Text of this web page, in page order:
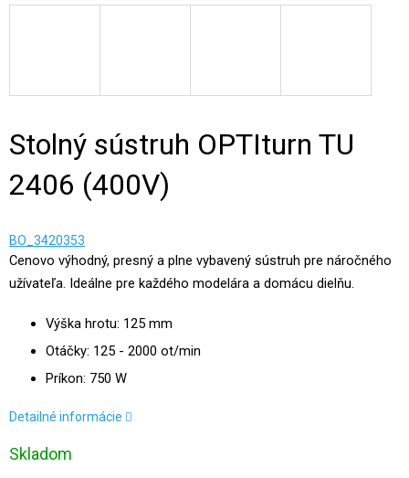
Stolný sústruh OPTIturn TU
2406 (400V)
BO_3420353
Cenovo výhodný, presný a plne vybavený sústruh pre náročného
užívateľa. Ideálne pre každého modelára a domácu dielňu.
Výška hrotu: 125 mm
Otáčky: 125 - 2000 ot/min
Príkon: 750 W
Detailné informácie
Skladom